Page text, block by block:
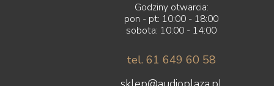
Godziny otwarcia:
pon - pt: 10:00 - 18:00
sobota: 10:00 - 14:00
tel. 61 649 60 58